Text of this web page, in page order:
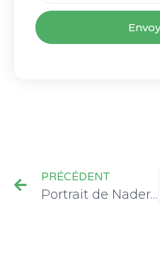
PRÉCÉDENT
Portrait de Nadera Allailou – Cap&Diem